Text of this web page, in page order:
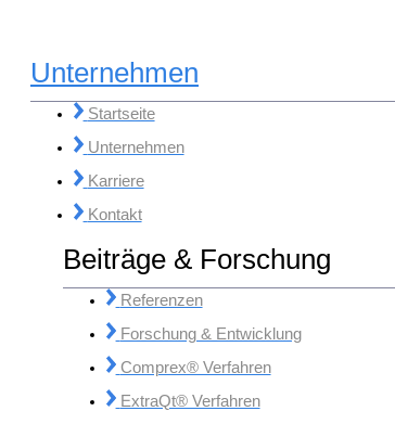
Unternehmen
Startseite
Unternehmen
Karriere
Kontakt
Beiträge & Forschung
Referenzen
Forschung & Entwicklung
Comprex® Verfahren
ExtraQt® Verfahren